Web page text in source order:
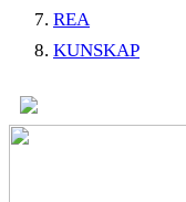
REA
KUNSKAP